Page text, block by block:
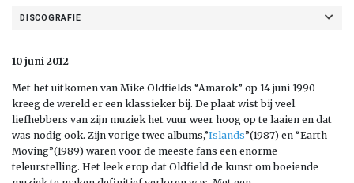
DISCOGRAFIE
10 juni 2012
Met het uitkomen van Mike Oldfields “Amarok” op 14 juni 1990
kreeg de wereld er een klassieker bij. De plaat wist bij veel
liefhebbers van zijn muziek het vuur weer hoog op te laaien en dat
was nodig ook. Zijn vorige twee albums,”Islands”(1987) en “Earth
Moving”(1989) waren voor de meeste fans een enorme
teleurstelling. Het leek erop dat Oldfield de kunst om boeiende